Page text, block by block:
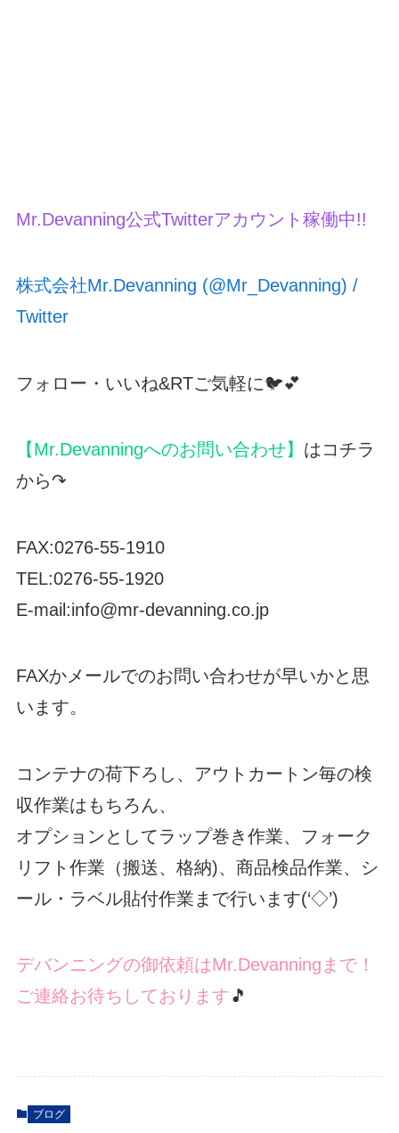
Mr.Devanning公式Twitterアカウント稼働中!!
株式会社Mr.Devanning (@Mr_Devanning) /
Twitter
フォロー・いいね&RTご気軽に🐦💕
【Mr.Devanningへのお問い合わせ】 はコチラ
から↷
FAX:0276-55-1910
TEL:0276-55-1920
E-mail:info@mr-devanning.co.jp
FAXかメールでのお問い合わせが早いかと思
います。
コンテナの荷下ろし、アウトカートン毎の検
収作業はもちろん、
オプションとしてラップ巻き作業、フォーク
リフト作業（搬送、格納)、商品検品作業、シ
ール・ラベル貼付作業まで行います(‘◇’)ゞ
デバンニングの御依頼はMr.Devanningまで！
ご連絡お待ちしております🎵
ブログ